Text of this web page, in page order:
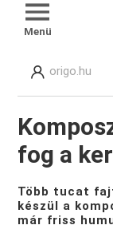
Menü
origo.hu
fog a
Több tucat
készül a
már friss